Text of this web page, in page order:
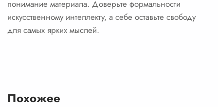
понимание материала. Доверьте формальности
искусственному интеллекту, а себе оставьте свободу
для самых ярких мыслей.
Похожее